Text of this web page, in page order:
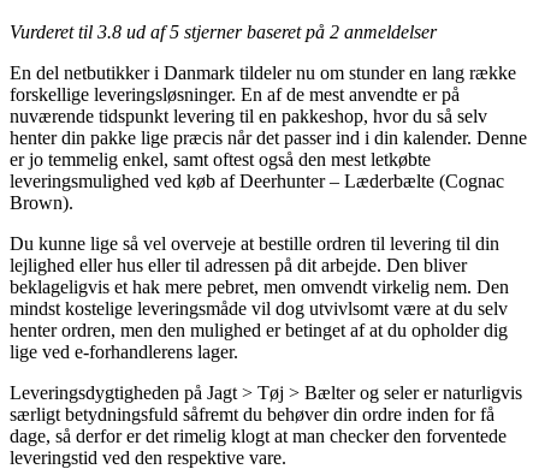
Vurderet til 3.8 ud af 5 stjerner baseret på 2 anmeldelser
En del netbutikker i Danmark tildeler nu om stunder en lang række
forskellige leveringsløsninger. En af de mest anvendte er på
nuværende tidspunkt levering til en pakkeshop, hvor du så selv
henter din pakke lige præcis når det passer ind i din kalender. Denne
er jo temmelig enkel, samt oftest også den mest letkøbte
leveringsmulighed ved køb af Deerhunter – Læderbælte (Cognac
Brown).
Du kunne lige så vel overveje at bestille ordren til levering til din
lejlighed eller hus eller til adressen på dit arbejde. Den bliver
beklageligvis et hak mere pebret, men omvendt virkelig nem. Den
mindst kostelige leveringsmåde vil dog utvivlsomt være at du selv
henter ordren, men den mulighed er betinget af at du opholder dig
lige ved e-forhandlerens lager.
Leveringsdygtigheden på Jagt > Tøj > Bælter og seler er naturligvis
særligt betydningsfuld såfremt du behøver din ordre inden for få
dage, så derfor er det rimelig klogt at man checker den forventede
leveringstid ved den respektive vare.